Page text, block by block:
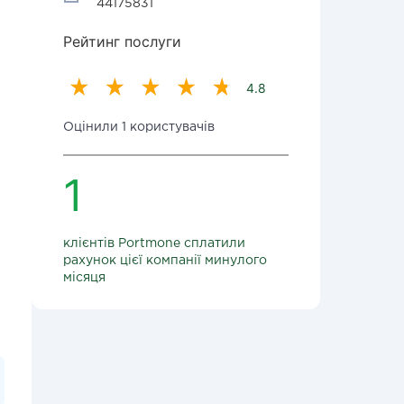
44175831
Рейтинг послуги
4.8
Оцінили 1 користувачів
1
клієнтів Portmone сплатили
рахунок цієї компанії минулого
місяця